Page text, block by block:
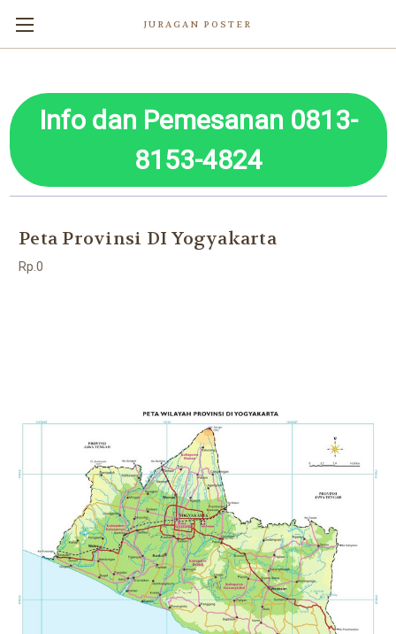
JURAGAN POSTER
Info dan Pemesanan 0813-
8153-4824
Peta Provinsi DI Yogyakarta
Rp.0